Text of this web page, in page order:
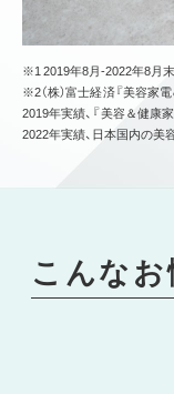
※1 2019年8月-2022年8月
※2（株）富士経済『美容家
2019年実績、『美容＆健康
2022年実績、日本国内の
こんな